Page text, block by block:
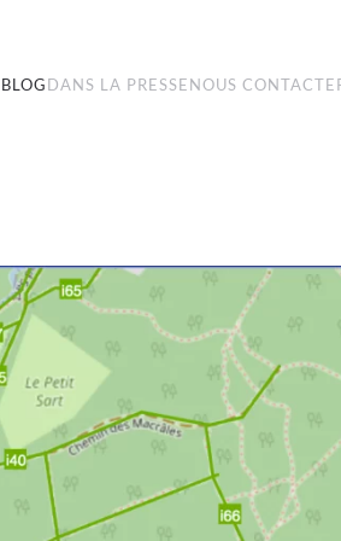
BLOGDANS LA PRESSENOUS